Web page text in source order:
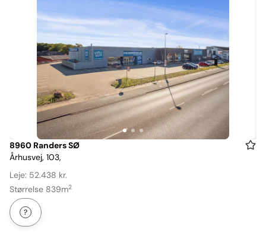
Item
1
of
3
8960 Randers SØ
Århusvej, 103,
Leje: 52.438 kr.
Størrelse 839m2